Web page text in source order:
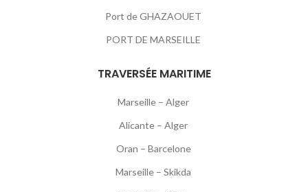
Port de GHAZAOUET
PORT DE MARSEILLE
TRAVERSÉE MARITIME
Marseille – Alger
Alicante – Alger
Oran – Barcelone
Marseille – Skikda